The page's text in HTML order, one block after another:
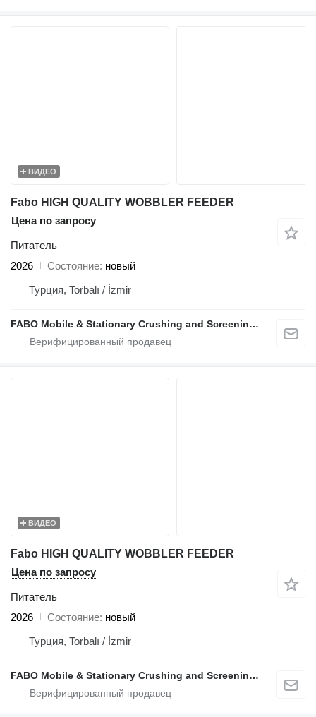
ВИДЕО
Fabo HIGH QUALITY WOBBLER FEEDER
Цена по запросу
Питатель
2026
Состояние новый
Турция, Torbalı / İzmir
FABO Mobile & Stationary Crushing and Screening Plants | Concrete Batching Plants Manufacturer
ВИДЕО
Fabo HIGH QUALITY WOBBLER FEEDER
Цена по запросу
Питатель
2026
Состояние новый
Турция, Torbalı / İzmir
FABO Mobile & Stationary Crushing and Screening Plants | Concrete Batching Plants Manufacturer